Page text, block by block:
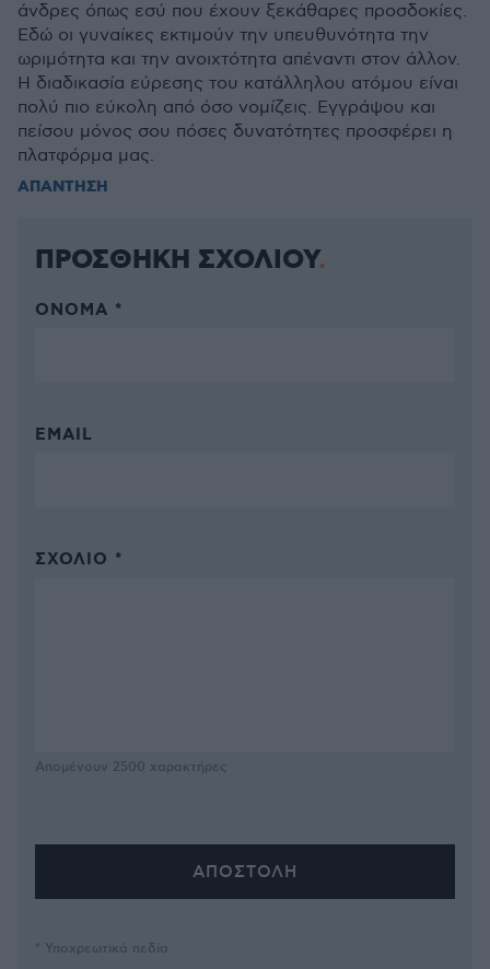
άνδρες όπως εσύ που έχουν ξεκάθαρες προσδοκίες.
Εδώ οι γυναίκες εκτιμούν την υπευθυνότητα την
ωριμότητα και την ανοιχτότητα απέναντι στον άλλον.
Η διαδικασία εύρεσης του κατάλληλου ατόμου είναι
πολύ πιο εύκολη από όσο νομίζεις. Εγγράψου και
πείσου μόνος σου πόσες δυνατότητες προσφέρει η
πλατφόρμα μας.
ΑΠΑΝΤΗΣΗ
ΠΡΟΣΘΗΚΗ ΣΧΟΛΙΟΥ
ΌΝΟΜΑ *
EMAIL
ΣΧΌΛΙΟ *
Απομένουν 2500 χαρακτήρες
* Υποχρεωτικά πεδία